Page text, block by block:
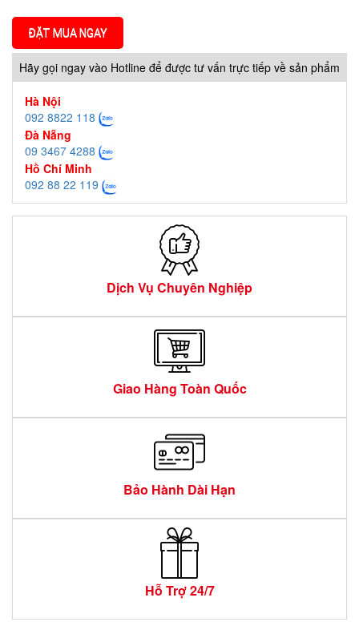
ĐẶT MUA NGAY
Hãy gọi ngay vào Hotline để được tư vấn trực tiếp về sản phẩm
Hà Nội
092 8822 118
Đà Nẵng
09 3467 4288
Hồ Chí Minh
092 88 22 119
Dịch Vụ Chuyên Nghiệp
Giao Hàng Toàn Quốc
Bảo Hành Dài Hạn
Hỗ Trợ 24/7